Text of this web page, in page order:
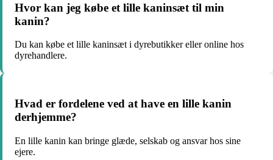
Hvor kan jeg købe et lille kaninsæt til min
kanin?
Du kan købe et lille kaninsæt i dyrebutikker eller online hos
dyrehandlere.
Hvad er fordelene ved at have en lille kanin
derhjemme?
En lille kanin kan bringe glæde, selskab og ansvar hos sine
ejere.